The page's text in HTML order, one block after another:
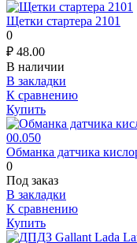
Щетки стартера 2101
0
₽ 48.00
В наличии
В закладки
К сравнению
Купить
Обманка датчика
0
Под заказ
В закладки
К сравнению
Купить